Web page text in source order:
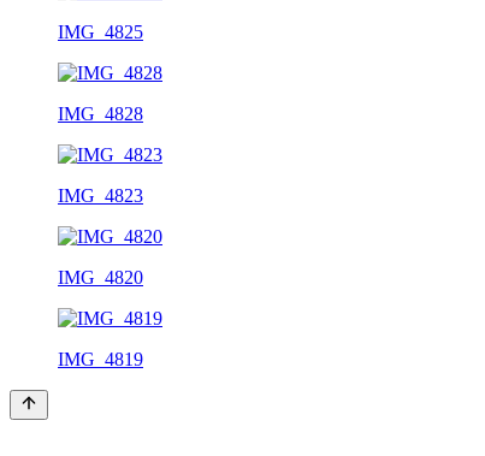
IMG_4825
IMG_4828
IMG_4823
IMG_4820
IMG_4819